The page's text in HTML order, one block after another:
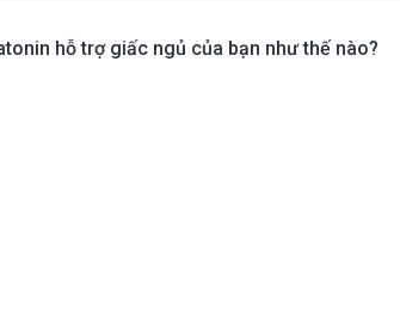
hỗ trợ giấc ngủ của bạn như thế nào?